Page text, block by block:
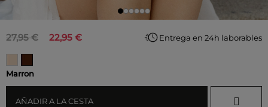
22,95 €
27,95 €
Marron
AÑADIR A LA CESTA
Entrega en 24h laborables